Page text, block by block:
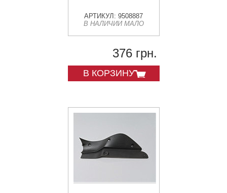
АРТИКУЛ: 9508887
В НАЛИЧИИ МАЛО
376 грн.
В КОРЗИНУ